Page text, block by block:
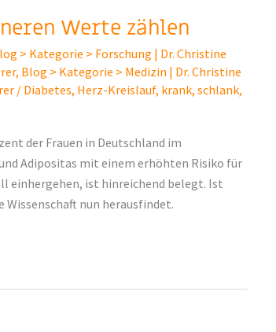
Werte zählen
> Kategorie > Forschung | Dr. Christine
, Blog > Kategorie > Medizin | Dr. Christine
/ Diabetes, Herz-Kreislauf, krank,schlank,
der Frauen in Deutschland im
Adipositas mit einem erhöhten Risiko für
ein­hergehen, ist hinreichend belegt. Ist
Wissenschaft nun herausfindet.